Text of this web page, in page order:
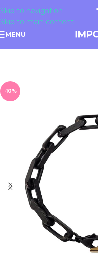
Skip to navigation
Skip to main content
MENU
-10%